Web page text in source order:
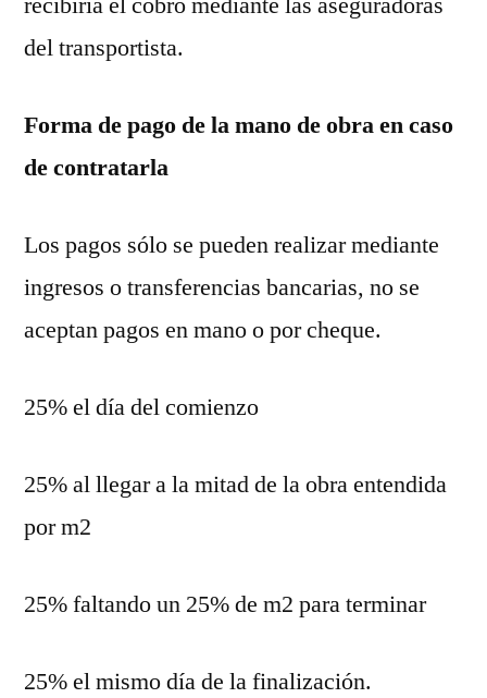
del transportista.
Forma de pago de la mano de obra en caso
de contratarla
Los pagos sólo se pueden realizar mediante
ingresos o transferencias bancarias, no se
aceptan pagos en mano o por cheque.
25% el día del comienzo
25% al llegar a la mitad de la obra entendida
por m2
25% faltando un 25% de m2 para terminar
25% el mismo día de la finalización.